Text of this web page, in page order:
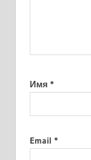
Имя *
Email *